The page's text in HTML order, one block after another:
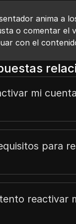
anima a
o comentar el
con el
mi
para
reactivar